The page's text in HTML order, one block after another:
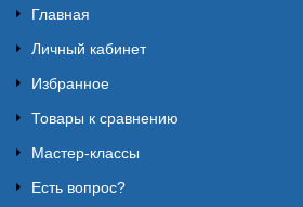
Главная
Личный кабинет
Избранное
Товары к сравнению
Мастер-классы
Есть вопрос?